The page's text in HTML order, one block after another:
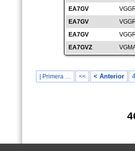
EA7GV
EA7GV
EA7GV
EA7GVZ
| Primera … << < Anterior